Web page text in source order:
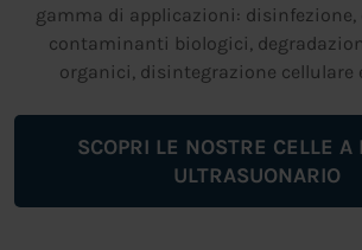
gamma di applicazioni:
contaminanti biologici,
organici, disintegrazione cellulare
SCOPRI LE NOSTRE CELLE A
ULTRASUONARIO